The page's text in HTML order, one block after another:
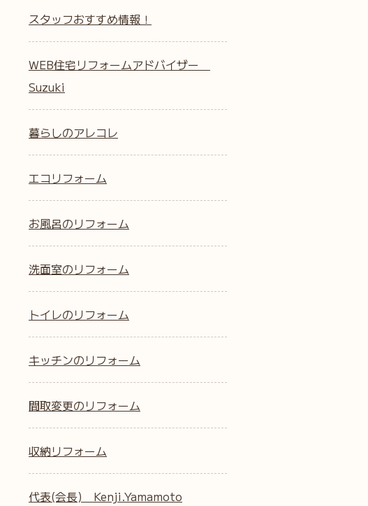
スタッフおすすめ情報！
WEB住宅リフォームアドバイザー
Suzuki
暮らしのアレコレ
エコリフォーム
お風呂のリフォーム
洗面室のリフォーム
トイレのリフォーム
キッチンのリフォーム
間取変更のリフォーム
収納リフォーム
代表(会長) Kenji.Yamamoto